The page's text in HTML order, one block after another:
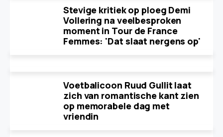
Stevige kritiek op ploeg Demi
Vollering na veelbesproken
moment in Tour de France
Femmes: 'Dat slaat nergens op'
Voetbalicoon Ruud Gullit laat
zich van romantische kant zien
op memorabele dag met
vriendin